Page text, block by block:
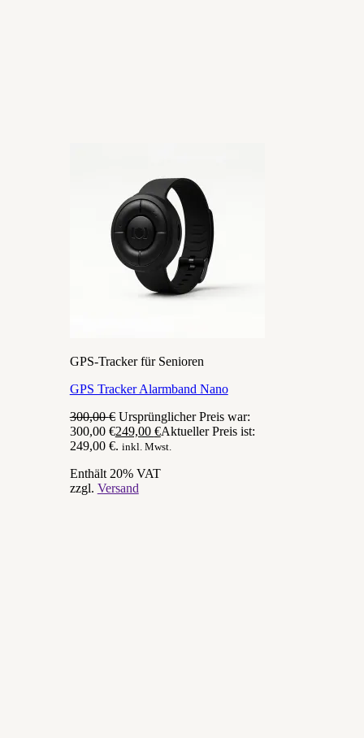
GPS-Tracker für Senioren
GPS Tracker Alarmband Nano
300,00€ Ursprünglicher Preis war:
300,00 €249,00 €Aktueller Preis ist:
249,00 €. inkl. Mwst.
Enthält 20% VAT
zzgl. Versand